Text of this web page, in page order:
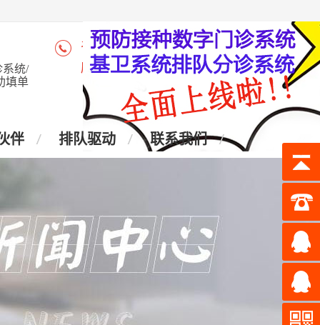
系统/
填单
咨询热线：4006-028-965
座 机：028-87438905
伴 排队驱动 联系我们